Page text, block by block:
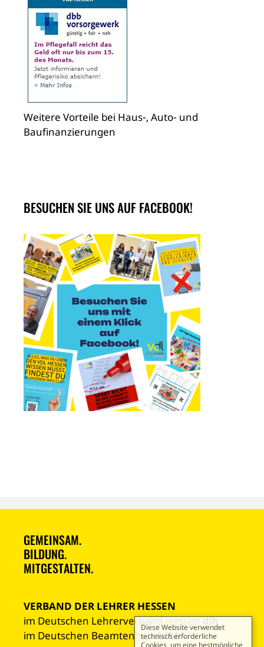
Weitere Vorteile bei Haus-, Auto- und
Baufinanzierungen
BESUCHEN SIE UNS AUF FACEBOOK!
GEMEINSAM.
BILDUNG.
MITGESTALTEN.
VERBAND DER LEHRER HESSEN
im Deutschen Lehrerverband Hessendlh
im Deutschen Beamtenbunddbb
Diese Website verwendet
technisch erforderliche
Cookies, um eine bestmögliche